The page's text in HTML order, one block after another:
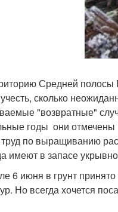
Средней полосы
сколько
"возвратные"
годы они отмечены
по выращиванию
имеют в запасе
6 июня в грунт
Но всегда хочется